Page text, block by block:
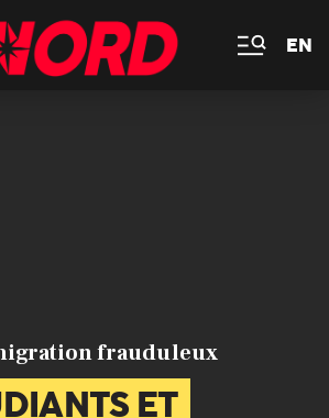
EN
frauduleux
ET